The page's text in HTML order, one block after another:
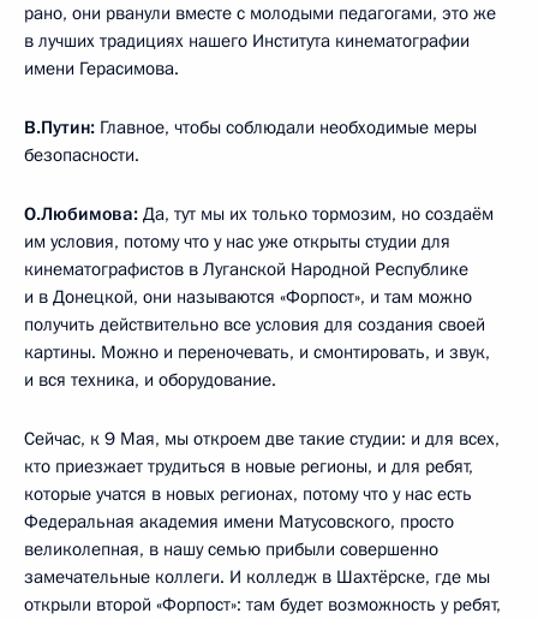
рано, они рванули вместе с молодыми педагогами, это же
в лучших традициях нашего Института кинематографии
имени Герасимова.
В.Путин: Главное, чтобы соблюдали необходимые меры
безопасности.
О.Любимова: Да, тут мы их только тормозим, но создаём
им условия, потому что у нас уже открыты студии для
кинематографистов в Луганской Народной Республике
и в Донецкой, они называются «Форпост», и там можно
получить действительно все условия для создания своей
картины. Можно и переночевать, и смонтировать, и звук,
и вся техника, и оборудование.
Сейчас, к 9 Мая, мы откроем две такие студии: и для всех,
кто приезжает трудиться в новые регионы, и для ребят,
которые учатся в новых регионах, потому что у нас есть
Федеральная академия имени Матусовского, просто
великолепная, в нашу семью прибыли совершенно
замечательные коллеги. И колледж в Шахтёрске, где мы
открыли второй «Форпост»: там будет возможность у ребят,